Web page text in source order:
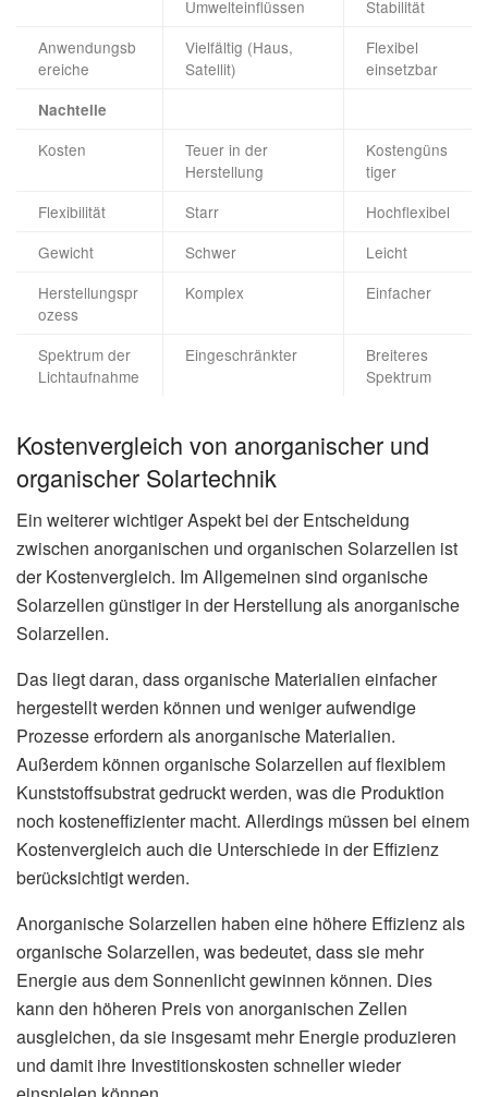
Umwelteinflüssen
Stabilität
Anwendungsb
ereiche
Vielfältig (Haus,
Satellit)
Flexibel
einsetzbar
Nachteile
Kosten
Teuer in der
Herstellung
Kostengüns
tiger
Flexibilität
Starr
Hochflexibel
Gewicht
Schwer
Leicht
Herstellungspr
ozess
Komplex Einfacher
Spektrum der
Lichtaufnahme
Eingeschränkter
Breiteres
Spektrum
Kostenvergleich von anorganischer und
organischer Solartechnik
Ein weiterer wichtiger Aspekt bei der Entscheidung
zwischen anorganischen und organischen Solarzellen ist
der Kostenvergleich. Im Allgemeinen sind organische
Solarzellen günstiger in der Herstellung als anorganische
Solarzellen.
Das liegt daran, dass organische Materialien einfacher
hergestellt werden können und weniger aufwendige
Prozesse erfordern als anorganische Materialien.
Außerdem können organische Solarzellen auf flexiblem
Kunststoffsubstrat gedruckt werden, was die Produktion
noch kosteneffizienter macht. Allerdings müssen bei einem
Kostenvergleich auch die Unterschiede in der Effizienz
berücksichtigt werden.
Anorganische Solarzellen haben eine höhere Effizienz als
organische Solarzellen, was bedeutet, dass sie mehr
Energie aus dem Sonnenlicht gewinnen können. Dies
kann den höheren Preis von anorganischen Zellen
ausgleichen, da sie insgesamt mehr Energie produzieren
und damit ihre Investitionskosten schneller wieder